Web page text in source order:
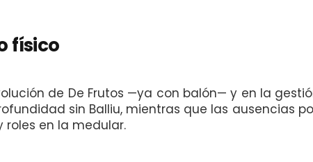
físico
de De Frutos —ya con balón— y en la
sin Balliu, mientras que las ausencias
roles en la medular.